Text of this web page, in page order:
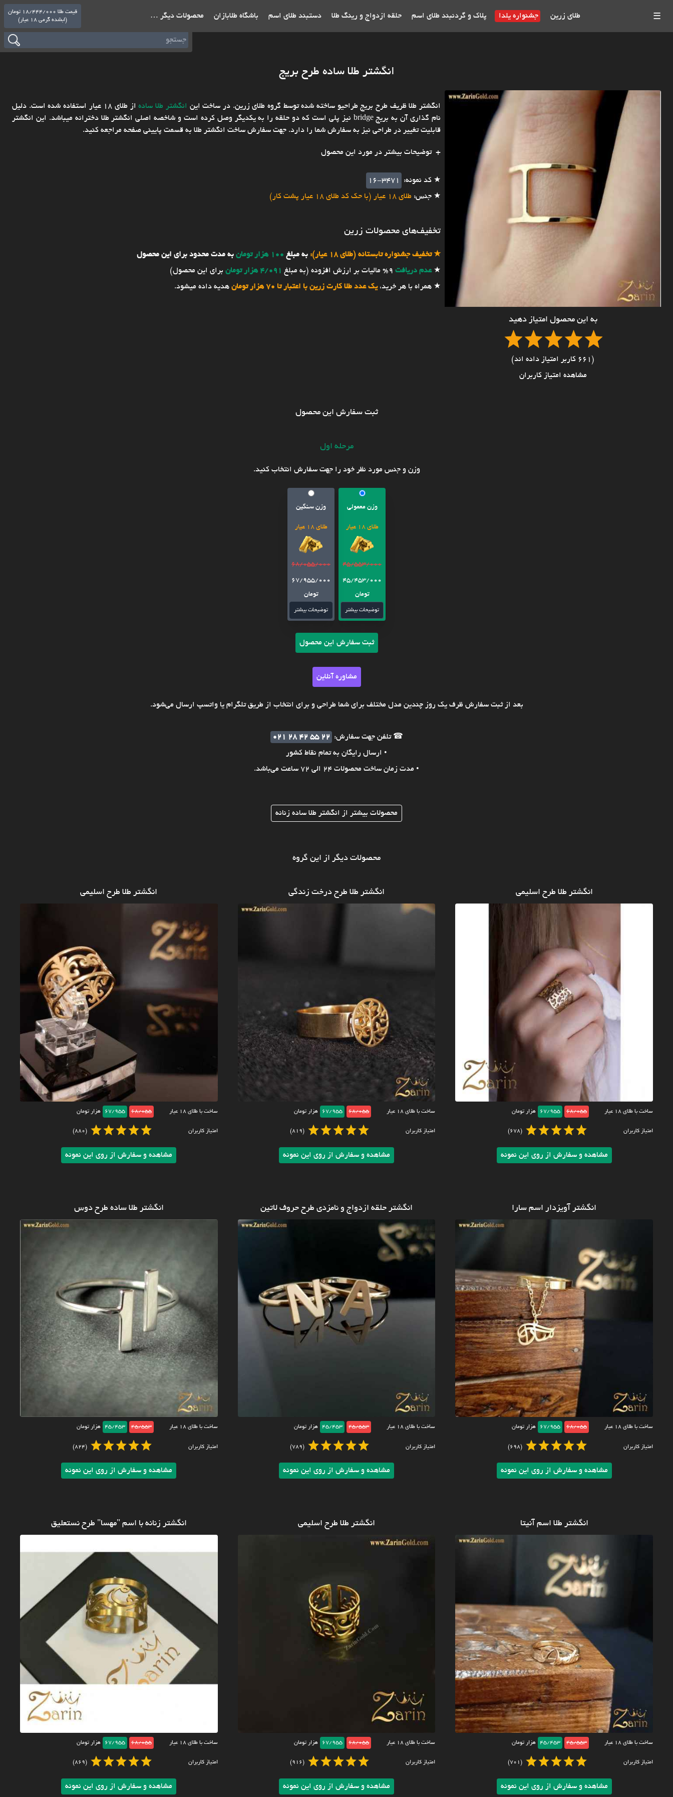
☰ طلای زرین جشنواره یلدا پلاک و گردنبند طلای اسم حلقه ازدواج و رینگ طلا دستبند طلای اسم باشگاه طلابازان محصولات دیگر …
قیمت طلا 18/444/000 تومان
(ابشده گرمی 18 عیار)
انگشتر طلا ساده طرح بریج
به این محصول امتیاز دهید
(661 کاربر امتیاز داده اند)
مشاهده امتیاز کاربران
انگشتر طلا ظریف طرح بریج طراحیو ساخته شده توسط گروه طلای زرین. در ساخت این انگشتر طلا ساده
از طلای 18 عیار استفاده شده است. دلیل
نام گذاری آن به بریج bridge نیز پلی است که دو حلقه را به یکدیگر وصل کرده است و شاخصه اصلی انگشتر طلا دخترانه میباشد. این انگشتر
قابلیت تغییر در طراحی نیز به سفارش شما را دارد. جهت سفارش ساخت انگشتر طلا به قسمت پایینی صفحه مراجعه کنید.
توضیحات بیشتر در مورد این محصول
★ کد نمونه:
16-3471
★ جنس: طلای 18 عیار (با حک کد طلای 18 عیار پشت کار)
تخفیف‌های محصولات زرین
★تخفیف جشنواره تابستانه (طلای 18 عیار): به مبلغ 100 هزار تومان
به مدت محدود برای این محصول
★عدم دریافت 9% مالیات بر ارزش افزوده (به مبلغ 4/091 هزار تومان
برای این محصول)
★ همراه با هر خرید،یک عدد طلا کارت زرین با اعتبار تا 70 هزار تومان هدیه داده میشود.
ثبت سفارش این محصول
مرحله اول
وزن و جنس مورد نظر خود را جهت سفارش انتخاب کنید.
وزن معمولی
طلای 18 عیار
45/553/000
45/453/000
تومان
توضیحات بیشتر
وزن سنگین
طلای 18 عیار
68/055/000
67/955/000
تومان
توضیحات بیشتر
ثبت سفارش این محصول
مشاوره آنلاین
بعد از ثبت سفارش ظرف یک روز چندین مدل مختلف برای شما طراحی و برای انتخاب از طریق تلگرام یا واتسپ ارسال می‌شود.
☎ تلفن جهت سفارش:
021 28 42 55 22
• ارسال رایگان به تمام نقاط کشور
• مدت زمان ساخت محصولات 24 الی 72 ساعت می‌باشد.
محصولات بیشتر از انگشتر طلا ساده زنانه
محصولات دیگر از این گروه
انگشتر طلا طرح اسلیمی
ساخت با طلای ۱۸ عیار 68/055
67/955 هزار تومان
امتیاز کاربران (678)
مشاهده و سفارش از روی این نمونه
انگشتر طلا طرح درخت زندگی
ساخت با طلای ۱۸ عیار 68/055
67/955 هزار تومان
امتیاز کاربران (819)
مشاهده و سفارش از روی این نمونه
انگشتر طلا طرح اسلیمی
ساخت با طلای ۱۸ عیار 68/055
67/955 هزار تومان
امتیاز کاربران (880)
مشاهده و سفارش از روی این نمونه
انگشتر آویزدار اسم سارا
ساخت با طلای ۱۸ عیار 68/055
67/955 هزار تومان
امتیاز کاربران (698)
مشاهده و سفارش از روی این نمونه
انگشتر حلقه ازدواج و نامزدی طرح حروف لاتین
ساخت با طلای ۱۸ عیار 45/553
45/453 هزار تومان
امتیاز کاربران (789)
مشاهده و سفارش از روی این نمونه
انگشتر طلا ساده طرح دوس
ساخت با طلای ۱۸ عیار 45/553
45/453 هزار تومان
امتیاز کاربران (824)
مشاهده و سفارش از روی این نمونه
انگشتر طلا اسم آنیتا
ساخت با طلای ۱۸ عیار 45/553
45/453 هزار تومان
امتیاز کاربران (701)
مشاهده و سفارش از روی این نمونه
انگشتر طلا طرح اسلیمی
ساخت با طلای ۱۸ عیار 68/055
67/955 هزار تومان
امتیاز کاربران (916)
مشاهده و سفارش از روی این نمونه
انگشتر زنانه با اسم "مهسا" طرح نستعلیق
ساخت با طلای ۱۸ عیار 68/055
67/955 هزار تومان
امتیاز کاربران (869)
مشاهده و سفارش از روی این نمونه